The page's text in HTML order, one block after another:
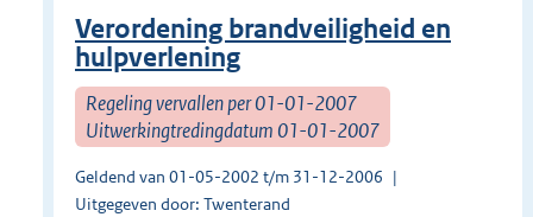
Verordening brandveiligheid en
hulpverlening
Regeling vervallen per 01-01-2007
Uitwerkingtredingdatum 01-01-2007
Geldend van 01-05-2002 t/m 31-12-2006
Uitgegeven door: Twenterand